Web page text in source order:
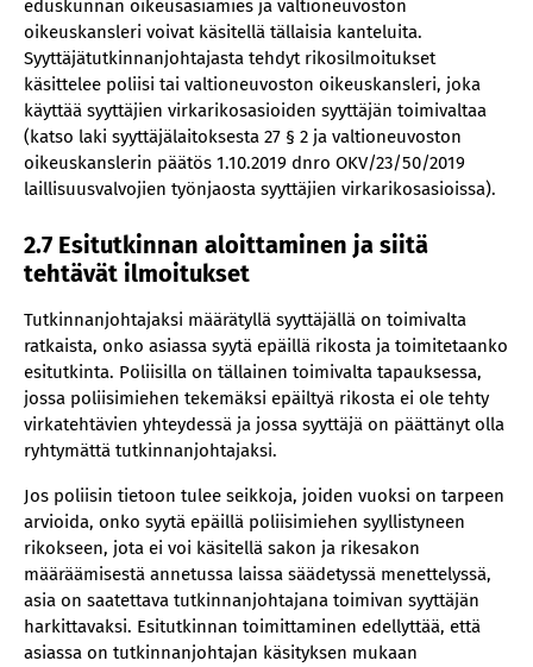
eduskunnan oikeusasiamies ja valtioneuvoston
oikeuskansleri voivat käsitellä tällaisia kanteluita.
Syyttäjätutkinnanjohtajasta tehdyt rikosilmoitukset
käsittelee poliisi tai valtioneuvoston oikeuskansleri, joka
käyttää syyttäjien virkarikosasioiden syyttäjän toimivaltaa
(katso laki syyttäjälaitoksesta 27 § 2 ja valtioneuvoston
oikeuskanslerin päätös 1.10.2019 dnro OKV/23/50/2019
laillisuusvalvojien työnjaosta syyttäjien virkarikosasioissa).
2.7 Esitutkinnan aloittaminen ja siitä
tehtävät ilmoitukset
Tutkinnanjohtajaksi määrätyllä syyttäjällä on toimivalta
ratkaista, onko asiassa syytä epäillä rikosta ja toimitetaanko
esitutkinta. Poliisilla on tällainen toimivalta tapauksessa,
jossa poliisimiehen tekemäksi epäiltyä rikosta ei ole tehty
virkatehtävien yhteydessä ja jossa syyttäjä on päättänyt olla
ryhtymättä tutkinnanjohtajaksi.
Jos poliisin tietoon tulee seikkoja, joiden vuoksi on tarpeen
arvioida, onko syytä epäillä poliisimiehen syyllistyneen
rikokseen, jota ei voi käsitellä sakon ja rikesakon
määräämisestä annetussa laissa säädetyssä menettelyssä,
asia on saatettava tutkinnanjohtajana toimivan syyttäjän
harkittavaksi. Esitutkinnan toimittaminen edellyttää, että
asiassa on tutkinnanjohtajan käsityksen mukaan